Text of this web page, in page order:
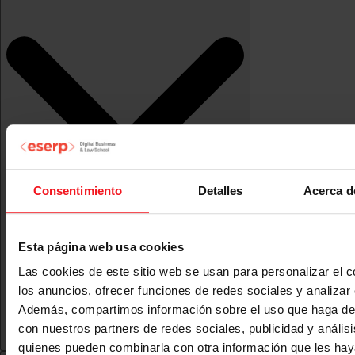
Consentimiento Detalles Acerca
Esta página web usa cookies
Las cookies de este sitio web se usan para personalizar el
los anuncios, ofrecer funciones de redes sociales y analizar
Además, compartimos información sobre el uso que haga
con nuestros partners de redes sociales, publicidad y
quienes pueden combinarla con otra información que les